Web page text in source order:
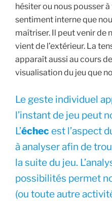
hésiter ou nous pousser
sentiment interne que
maîtriser. Il peut venir de
vient de l’extérieur. La
apparaît aussi au cours
visualisation du jeu que
Le geste individuel
l’instant de jeu peut
L’échec est l’aspect
à analyser afin de
la suite du jeu.
possibilités permet
(ou toute autre